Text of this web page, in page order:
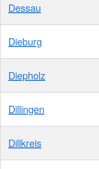
Dessau
Dieburg
Diepholz
Dillingen
Dillkreis